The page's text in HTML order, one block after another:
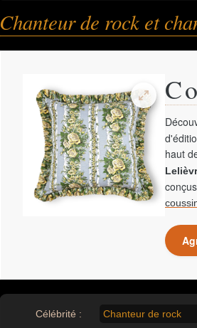
Chanteur de rock et
haut
Célébrité : Chanteur de rock